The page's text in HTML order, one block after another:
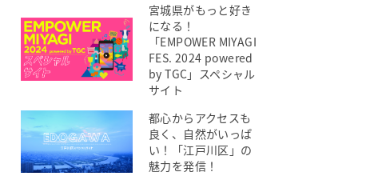
宮城県がもっと好き
になる！
「EMPOWER MIYAGI
FES. 2024 powered
by TGC」スペシャル
サイト
都心からアクセスも
良く、自然がいっぱ
い！「江戸川区」の
魅力を発信！